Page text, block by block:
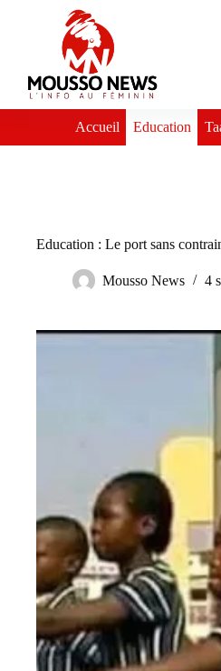
Accueil Education
Education : Le port sans
Mousso News 4